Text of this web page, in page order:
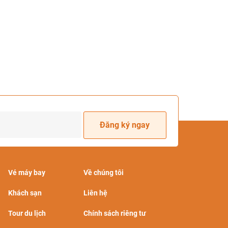
Đăng ký ngay
Vé máy bay
Khách sạn
Tour du lịch
Về chúng tôi
Liên hệ
Chính sách riêng tư